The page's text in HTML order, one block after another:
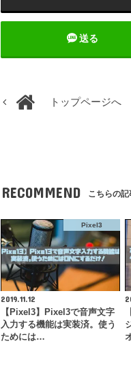
送る
トップページへ
RECOMMEND こちらの記
Pixel3
2019.11.12
【Pixel3】Pixel3で音声文字
入力する機能は実装済。使う
ためには…